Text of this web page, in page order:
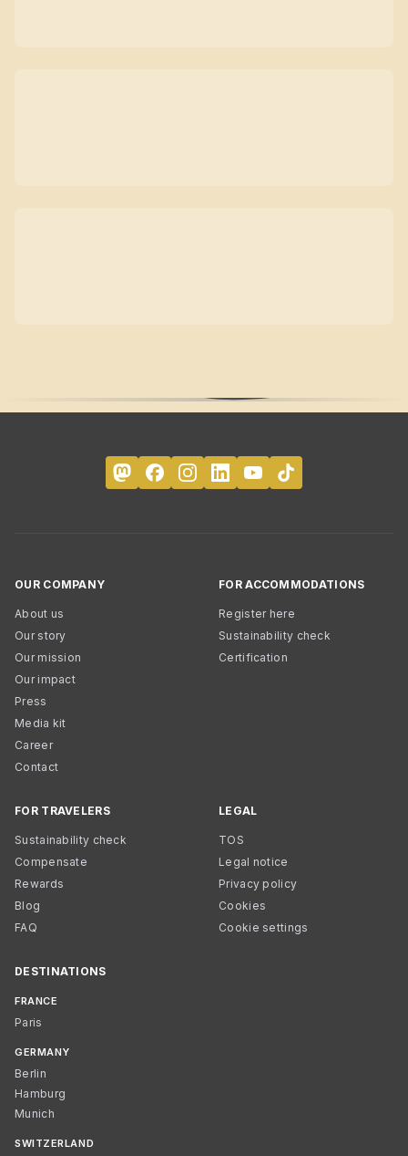
OUR COMPANY
About us
Our story
Our mission
Our impact
Press
Media kit
Career
Contact
FOR ACCOMMODATIONS
Register here
Sustainability check
Certification
FOR TRAVELERS
Sustainability check
Compensate
Rewards
Blog
FAQ
LEGAL
TOS
Legal notice
Privacy policy
Cookies
Cookie settings
DESTINATIONS
FRANCE
Paris
GERMANY
Berlin
Hamburg
Munich
SWITZERLAND